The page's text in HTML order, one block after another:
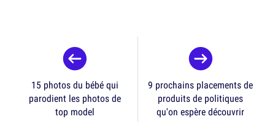
15 photos du bébé qui
parodient les photos de
top model
9 prochains placements de
produits de politiques
qu'on espère découvrir